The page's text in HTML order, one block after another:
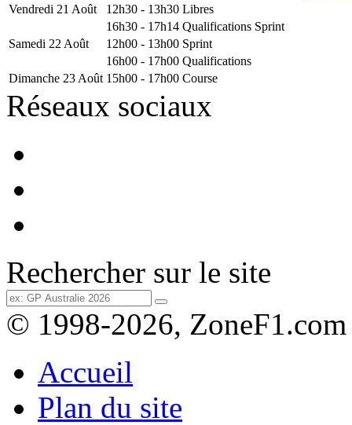
Vendredi 21 Août 12h30 - 13h30 Libres
16h30 - 17h14 Qualifications Sprint
Samedi 22 Août
12h00 - 13h00 Sprint
16h00 - 17h00 Qualifications
Dimanche 23 Août 15h00 - 17h00 Course
Réseaux sociaux
Rechercher sur le site
© 1998-2026, ZoneF1.com
Accueil
Plan du site